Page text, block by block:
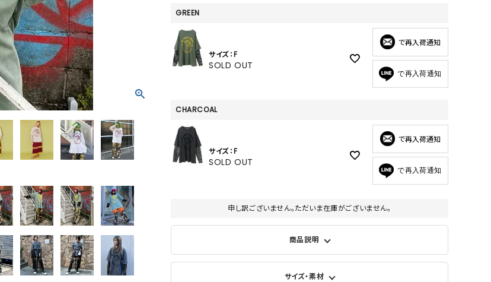
GREEN
サイズ：F
SOLD OUT
で再入荷通知
で再入荷通知
CHARCOAL
サイズ：F
SOLD OUT
で再入荷通知
で再入荷通知
申し訳ございません。ただいま在庫がございません。
商品説明
サイズ・素材